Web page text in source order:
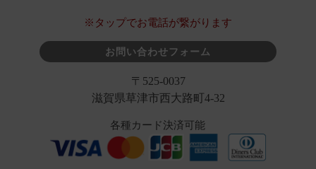
※タップでお電話が繋がります
お問い合わせフォーム
〒525-0037
滋賀県草津市西大路町4-32
各種カード決済可能